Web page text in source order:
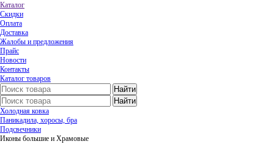
Каталог
Скидки
Оплата
Доставка
Жалобы и предложения
Прайс
Новости
Контакты
Каталог товаров
Холодная ковка
Паникадила, хоросы, бра
Подсвечники
Иконы большие и Храмовые